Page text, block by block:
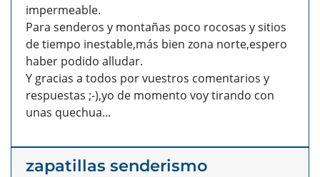
impermeable.
Para senderos y montañas poco rocosas y sitios
de tiempo inestable,más bien zona norte,espero
haber podido alludar.
Y gracias a todos por vuestros comentarios y
respuestas ;-),yo de momento voy tirando con
unas quechua...
zapatillas senderismo